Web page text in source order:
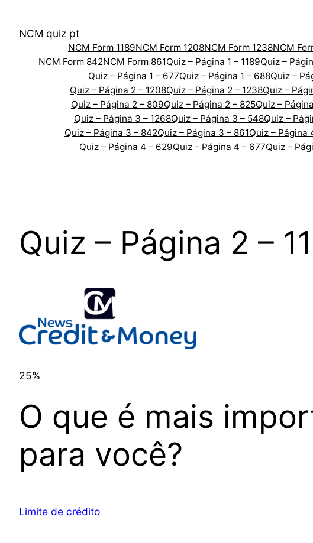
contentNCM quiz pt
NCM Form 1189NCM Form 1208NCM Form 1238NCM
NCM Form 842NCM Form 861Quiz – Página 1 – 1189Quiz –
Quiz – Página 1 – 677Quiz – Página 1 – 688Quiz –
Quiz – Página 2 – 1208Quiz – Página 2 – 1238Quiz –
Quiz – Página 2 – 809Quiz – Página 2 – 825Quiz –
Quiz – Página 3 – 1268Quiz – Página 3 – 548Quiz –
Quiz – Página 3 – 842Quiz – Página 3 – 861Quiz – Página
Quiz – Página 4 – 629Quiz – Página 4 – 677Quiz –
Quiz – Página 2 –
25%
O que é mais
para você?
Limite de crédito